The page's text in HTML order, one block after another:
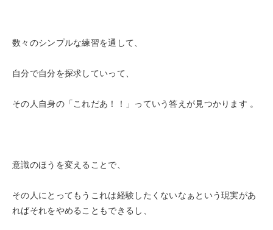
数々のシンプルな練習を通して、
自分で自分を探求していって、
その人自身の「これだあ！！」っていう答えが見つかります 。
意識のほうを変えることで、
その人にとってもうこれは経験したくないなぁという現実があ
ればそれをやめることもできるし、